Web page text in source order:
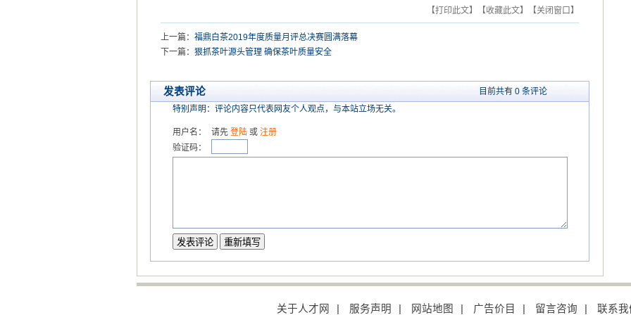
【打印此文】 【收藏此文】 【关闭窗口】
上一篇： 福鼎白茶2019年度质量月评总决赛圆满落幕
下一篇： 狠抓茶叶源头管理 确保茶叶质量安全
发表评论
目前共有 0 条评论
特别声明：评论内容只代表网友个人观点，与本站立场无关。
用户名： 请先登陆 或注册
验证码：
关于人才网 服务声明 网站地图 广告价目 留言咨询 联系我